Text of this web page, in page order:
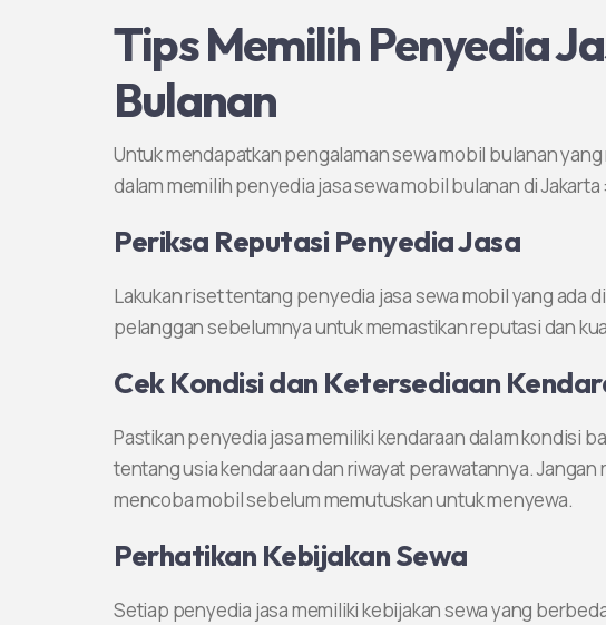
Tips Memilih Penyedia
Bulanan
Untuk mendapatkan pengalaman sewa mobil bulanan
dalam memilih penyedia jasa sewa mobil bulanan di Jakarta :
Periksa Reputasi Penyedia Jasa
Lakukan riset tentang penyedia jasa sewa mobil yang ada
pelanggan sebelumnya untuk memastikan reputasi dan
Cek Kondisi dan Ketersediaan
Pastikan penyedia jasa memiliki kendaraan dalam kondisi
tentang usia kendaraan dan riwayat perawatannya.
mencoba mobil sebelum memutuskan untuk menyewa.
Perhatikan Kebijakan Sewa
Setiap penyedia jasa memiliki kebijakan sewa yang